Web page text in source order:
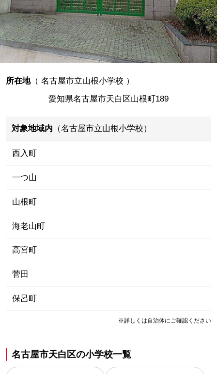
所在地（ 名古屋市立山根小学校 ）
愛知県名古屋市天白区山根町189
対象地域内 （名古屋市立山根小学校）
西入町
一つ山
山根町
海老山町
高宮町
菅田
保呂町
※詳しくは自治体にご確認ください
名古屋市天白区の小学校一覧